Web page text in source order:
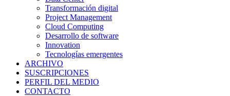
Transformación digital
Project Management
Cloud Computing
Desarrollo de software
Innovation
Tecnologías emergentes
ARCHIVO
SUSCRIPCIONES
PERFIL DEL MEDIO
CONTACTO